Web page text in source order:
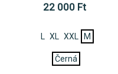
22 000 Ft
L XL XXL M
Černá